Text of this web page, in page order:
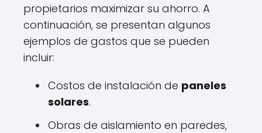
propietarios maximizar su ahorro. A
continuación, se presentan algunos
ejemplos de gastos que se pueden
incluir:
Costos de instalación de paneles
solares.
Obras de aislamiento en paredes,